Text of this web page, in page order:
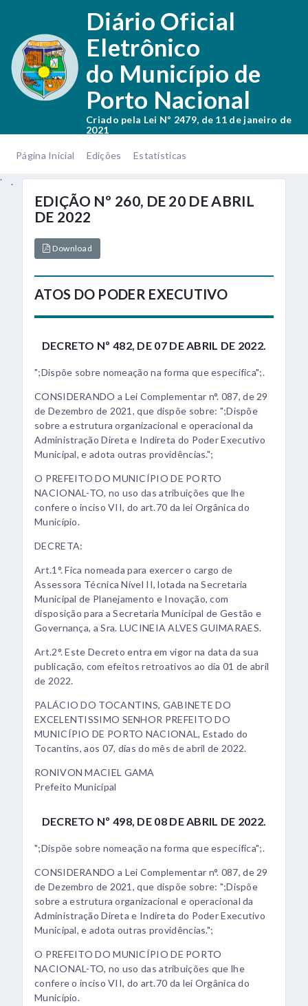
Diário Oficial
Eletrônico
do Município de
Porto Nacional
Criado pela Lei Nº 2479, de 11 de janeiro de
2021
Página Inicial
Edições
Estatísticas
.
.
EDIÇÃO Nº 260, DE 20 DE ABRIL
DE 2022
Download
ATOS DO PODER EXECUTIVO
DECRETO Nº 482, DE 07 DE ABRIL DE 2022.
";Dispõe sobre nomeação na forma que especifica";.
CONSIDERANDO a Lei Complementar n°. 087, de 29
de Dezembro de 2021, que dispõe sobre: ";Dispõe
sobre a estrutura organizacional e operacional da
Administração Direta e Indireta do Poder Executivo
Municipal, e adota outras providências.";
O PREFEITO DO MUNICÍPIO DE PORTO
NACIONAL-TO, no uso das atribuições que lhe
confere o inciso VII, do art.70 da lei Orgânica do
Município.
DECRETA:
Art.1°. Fica nomeada para exercer o cargo de
Assessora Técnica Nível II, lotada na Secretaria
Municipal de Planejamento e Inovação, com
disposição para a Secretaria Municipal de Gestão e
Governança, a Sra. LUCINEIA ALVES GUIMARAES.
Art.2°. Este Decreto entra em vigor na data da sua
publicação, com efeitos retroativos ao dia 01 de abril
de 2022.
PALÁCIO DO TOCANTINS, GABINETE DO
EXCELENTISSIMO SENHOR PREFEITO DO
MUNICÍPIO DE PORTO NACIONAL, Estado do
Tocantins, aos 07, dias do mês de abril de 2022.
RONIVON MACIEL GAMA
Prefeito Municipal
DECRETO Nº 498, DE 08 DE ABRIL DE 2022.
";Dispõe sobre nomeação na forma que especifica";.
CONSIDERANDO a Lei Complementar n°. 087, de 29
de Dezembro de 2021, que dispõe sobre: ";Dispõe
sobre a estrutura organizacional e operacional da
Administração Direta e Indireta do Poder Executivo
Municipal, e adota outras providências.";
O PREFEITO DO MUNICÍPIO DE PORTO
NACIONAL-TO, no uso das atribuições que lhe
confere o inciso VII, do art.70 da lei Orgânica do
Município.